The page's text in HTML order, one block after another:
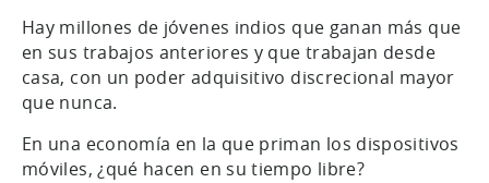
Hay millones de jóvenes indios que ganan más que
en sus trabajos anteriores y que trabajan desde
casa, con un poder adquisitivo discrecional mayor
que nunca.
En una economía en la que priman los dispositivos
móviles, ¿qué hacen en su tiempo libre?